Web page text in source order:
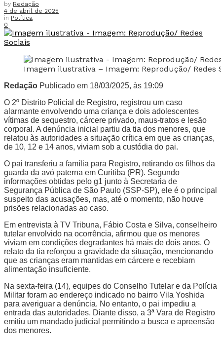
by Redação
4 de abril de 2025
in Política
0
Imagem ilustrativa – Imagem: Reprodução/ Redes
Redação Publicado em 18/03/2025, às 19:09
O 2º Distrito Policial de Registro, registrou um caso
alarmante envolvendo uma criança e dois adolescentes
vítimas de sequestro, cárcere privado, maus-tratos e lesão
corporal. A denúncia inicial partiu da tia dos menores, que
relatou às autoridades a situação crítica em que as crianças,
de 10, 12 e 14 anos, viviam sob a custódia do pai.
O pai transferiu a família para Registro, retirando os filhos da
guarda da avó paterna em Curitiba (PR). Segundo
informações obtidas pelo g1 junto à Secretaria de
Segurança Pública de São Paulo (SSP-SP), ele é o principal
suspeito das acusações, mas, até o momento, não houve
prisões relacionadas ao caso.
Em entrevista à TV Tribuna, Fábio Costa e Silva, conselheiro
tutelar envolvido na ocorrência, afirmou que os menores
viviam em condições degradantes há mais de dois anos. O
relato da tia reforçou a gravidade da situação, mencionando
que as crianças eram mantidas em cárcere e recebiam
alimentação insuficiente.
Na sexta-feira (14), equipes do Conselho Tutelar e da Polícia
Militar foram ao endereço indicado no bairro Vila Yoshida
para averiguar a denúncia. No entanto, o pai impediu a
entrada das autoridades. Diante disso, a 3ª Vara de Registro
emitiu um mandado judicial permitindo a busca e apreensão
dos menores.